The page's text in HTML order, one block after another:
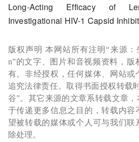
Long-Acting Efficacy of
Investigational HIV-1 Capsid
版权声明 本网站所有注明“来源：
n”的文字、图片和音视频资料，版
有。非经授权，任何媒体、网站或
追究法律责任。取得书面授权转载
谷”。其它来源的文章系转载文章
于传递更多信息之目的，转载内容
望被转载的媒体或个人可与我们联
除处理。